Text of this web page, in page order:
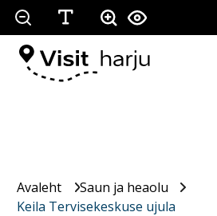
Avaleht
Saun ja heaolu
Keila Tervisekeskuse ujula